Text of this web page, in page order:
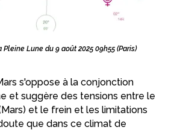
Pleine Lune du 9 août 2025 09h55 (Paris)
s'oppose à la conjonction
et suggère des tensions entre le
et le frein et les limitations
que dans ce climat de